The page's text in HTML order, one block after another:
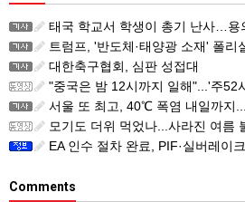
태국 학교서 학생이 총기 난사…용
트럼프, '반도체·태양광 소재' 폴리실리콘 파생 제
대한축구협회, 심판 성접대
"중국은 밤 12시까지 일해"...'주52
서울 또 최고, 40℃ 폭염 내일까지
모기도 더위 먹었나...사라진 여름
EA 인수 절차 완료, PIF·실버레이
Comments